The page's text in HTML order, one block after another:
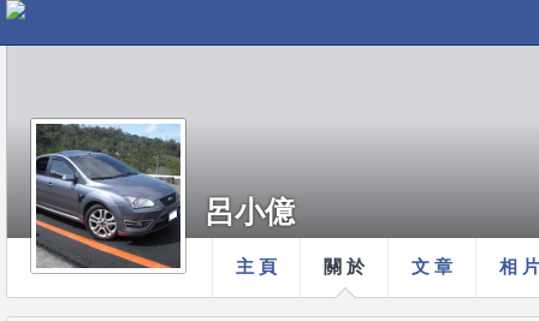
主 頁 關 於 文 章 相 片
呂小億